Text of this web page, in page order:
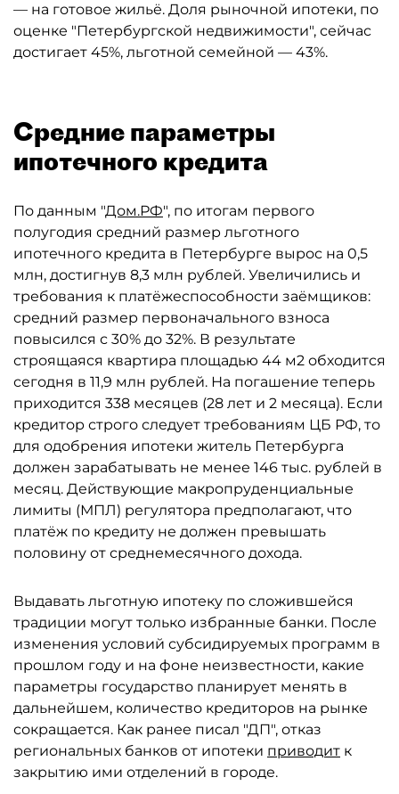
— на готовое жильё. Доля рыночной ипотеки, по
оценке "Петербургской недвижимости", сейчас
достигает 45%, льготной семейной — 43%.
Средние параметры
ипотечного кредита
По данным "Дом.РФ", по итогам первого
полугодия средний размер льготного
ипотечного кредита в Петербурге вырос на 0,5
млн, достигнув 8,3 млн рублей. Увеличились и
требования к платёжеспособности заёмщиков:
средний размер первоначального взноса
повысился с 30% до 32%. В результате
строящаяся квартира площадью 44 м2 обходится
сегодня в 11,9 млн рублей. На погашение теперь
приходится 338 месяцев (28 лет и 2 месяца). Если
кредитор строго следует требованиям ЦБ РФ, то
для одобрения ипотеки житель Петербурга
должен зарабатывать не менее 146 тыс. рублей в
месяц. Действующие макропруденциальные
лимиты (МПЛ) регулятора предполагают, что
платёж по кредиту не должен превышать
половину от среднемесячного дохода.
Выдавать льготную ипотеку по сложившейся
традиции могут только избранные банки. После
изменения условий субсидируемых программ в
прошлом году и на фоне неизвестности, какие
параметры государство планирует менять в
дальнейшем, количество кредиторов на рынке
сокращается. Как ранее писал "ДП", отказ
региональных банков от ипотеки приводит к
закрытию ими отделений в городе.